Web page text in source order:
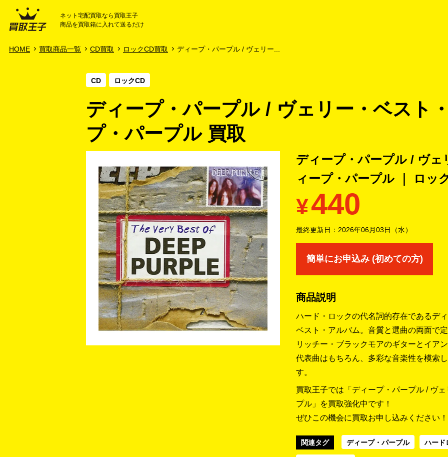
HOME
ネット宅配買取なら買取王子
商品を買取箱に入れて送るだけ
HOME 買取商品一覧 CD買取 ロックCD買取 ディープ・パープル / ヴェリー...
CD ロックCD
ディープ・パープル / ヴェリー・ベスト
プ・パープル 買取
ディープ・パープル / ヴェ
ィープ・パープル ｜ ロッ
¥440
最終更新日： 2026年06月03日（水）
簡単にお申込み (初めての方)
商品説明
ハード・ロックの代名詞的存在であるデ
ベスト・アルバム。音質と選曲の両面で
リッチー・ブラックモアのギターとイア
代表曲はもちろん、多彩な音楽性を模索
す。
買取王子では「ディープ・パープル / ヴ
プル」を買取強化中です！
ぜひこの機会に買取お申し込みください！
関連タグ ディープ・パープル ハード